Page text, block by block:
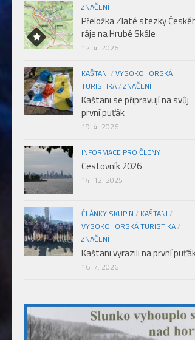
ZNAČENÍ
Přeložka Zlaté stezky
ráje na Hrubé Skále
12. 4. 2026
KAŠTANI /VYSOKOHORSKÁ
TURISTIKA/ZNAČENÍ
Kaštani se připravují na svůj
první puťák
19. 4. 2026
INFORMACE PRO ČLENY
Cestovník 2026
14. 12. 2025
ČLÁNKY SKUPIN / KAŠTANI /
VYSOKOHORSKÁ TURISTIKA/
ZNAČENÍ
Kaštani vyrazili na první
16. 7. 2026